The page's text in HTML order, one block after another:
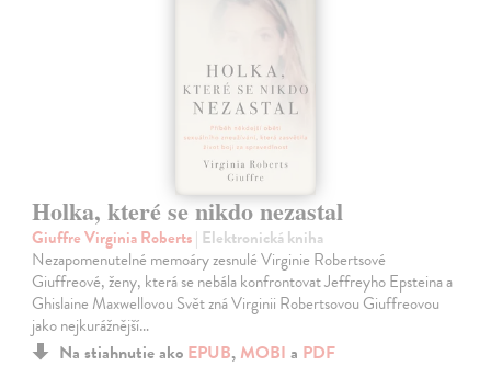
Holka, které se nikdo nezastal
Giuffre Virginia Roberts| Elektronická kniha
Nezapomenutelné memoáry zesnulé Virginie Robertsové
Giuffreové, ženy, která se nebála konfrontovat Jeffreyho Epsteina a
Ghislaine Maxwellovou Svět zná Virginii Robertsovou Giuffreovou
jako nejkurážnější…
Na stiahnutie ako EPUB, MOBI a PDF